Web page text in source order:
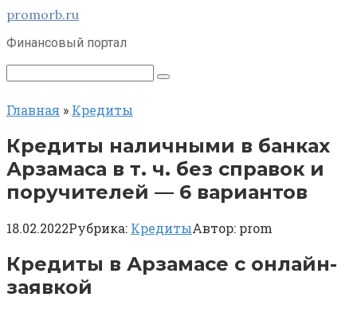
Перейти
контенту
promorb.ru
Финансовый портал
Поиск:
Главная » Кредиты
Кредиты наличными в банках
Арзамаса в т. ч. без справок и
поручителей — 6 вариантов
18.02.2022Рубрика: КредитыАвтор: prom
Кредиты в Арзамасе с онлайн-
заявкой